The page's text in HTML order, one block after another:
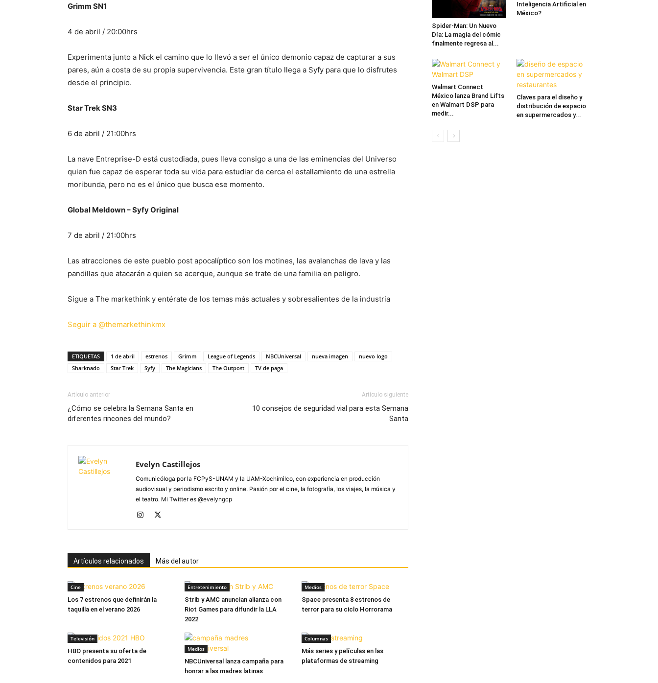
Grimm SN1
4 de abril / 20:00hrs
Experimenta junto a Nick el camino que lo llevó a ser el único demonio capaz de capturar a sus
pares, aún a costa de su propia supervivencia. Este gran título llega a Syfy para que lo disfrutes
desde el principio.
Star Trek SN3
6 de abril / 21:00hrs
La nave Entreprise-D está custodiada, pues lleva consigo a una de las eminencias del Universo
quien fue capaz de esperar toda su vida para estudiar de cerca el estallamiento de una estrella
moribunda, pero no es el único que busca ese momento.
Global Meldown – Syfy Original
7 de abril / 21:00hrs
Las atracciones de este pueblo post apocalíptico son los motines, las avalanchas de lava y las
pandillas que atacarán a quien se acerque, aunque se trate de una familia en peligro.
Sigue a The markethink y entérate de los temas más actuales y sobresalientes de la industria
Seguir a @themarkethinkmx
ETIQUETAS 1 de abril estrenos Grimm League of Legends NBCUniversal nueva imagen
nuevo logo
Sharknado
Star Trek Syfy The Magicians The Outpost TV de paga
Artículo anterior
¿Cómo se celebra la Semana Santa en
diferentes rincones del mundo?
Artículo siguiente
10 consejos de seguridad vial para esta Semana
Santa
Evelyn Castillejos
Comunicóloga por la FCPyS-UNAM y la UAM-Xochimilco, con experiencia en producción
audiovisual y periodismo escrito y online. Pasión por el cine, la fotografía, los viajes, la música y
el teatro. Mi Twitter es @evelyngcp
Artículos relacionados Más del autor
Cine
Los 7 estrenos que definirán la
taquilla en el verano 2026
Entretenimiento
Strib y AMC anuncian alianza con
Riot Games para difundir la LLA
2022
Medios
Space presenta 8 estrenos de
terror para su ciclo Horrorama
Televisión
HBO presenta su oferta de
contenidos para 2021
Medios
NBCUniversal lanza campaña para
honrar a las madres latinas
Columnas
Más series y películas en las
plataformas de streaming
Spider-Man: Un Nuevo
Día: La magia del cómic
finalmente regresa al...
Inteligencia Artificial en
México?
Walmart Connect
México lanza Brand Lifts
en Walmart DSP para
medir...
Claves para el diseño y
distribución de espacio
en supermercados y...